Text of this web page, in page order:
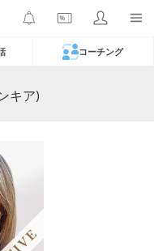
コーチング
キア)